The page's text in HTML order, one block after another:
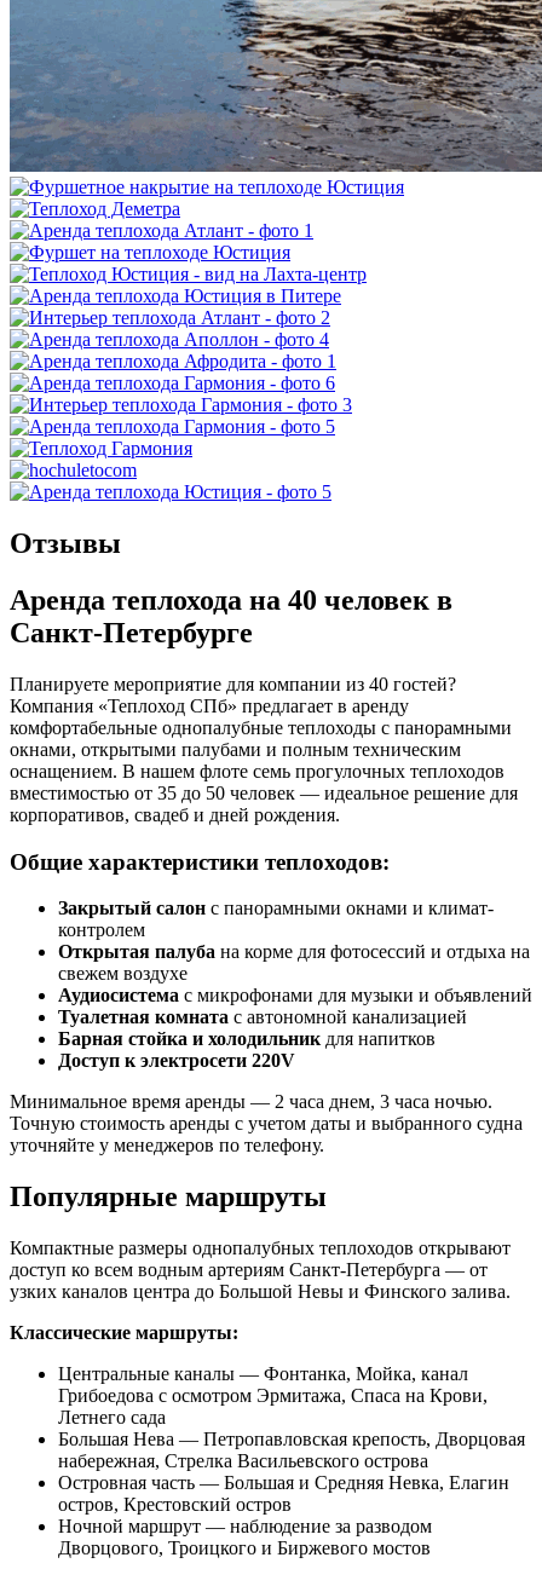
Отзывы
Аренда теплохода на 40 человек в
Санкт-Петербурге
Планируете мероприятие для компании из 40 гостей?
Компания «Теплоход СПб» предлагает в аренду
комфортабельные однопалубные теплоходы с панорамными
окнами, открытыми палубами и полным техническим
оснащением. В нашем флоте семь прогулочных теплоходов
вместимостью от 35 до 50 человек — идеальное решение для
корпоративов, свадеб и дней рождения.
Общие характеристики теплоходов:
Закрытый салон с панорамными окнами и климат-
контролем
Открытая палуба на корме для фотосессий и отдыха на
свежем воздухе
Аудиосистема с микрофонами для музыки и объявлений
Туалетная комната с автономной канализацией
Барная стойка и холодильникдля напитков
Доступ к электросети 220V
Минимальное время аренды — 2 часа днем, 3 часа ночью.
Точную стоимость аренды с учетом даты и выбранного судна
уточняйте у менеджеров по телефону.
Популярные маршруты
Компактные размеры однопалубных теплоходов открывают
доступ ко всем водным артериям Санкт-Петербурга — от
узких каналов центра до Большой Невы и Финского залива.
Классические маршруты:
Центральные каналы — Фонтанка, Мойка, канал
Грибоедова с осмотром Эрмитажа, Спаса на Крови,
Летнего сада
Большая Нева — Петропавловская крепость, Дворцовая
набережная, Стрелка Васильевского острова
Островная часть — Большая и Средняя Невка, Елагин
остров, Крестовский остров
Ночной маршрут — наблюдение за разводом
Дворцового, Троицкого и Биржевого мостов